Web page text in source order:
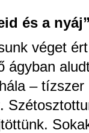
és a
véget
ágyban
–